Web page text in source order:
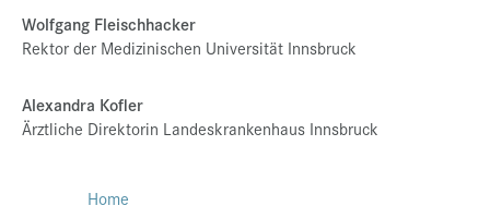
Wolfgang Fleischhacker
Rektor der Medizinischen Universität Innsbruck
Alexandra Kofler
Ärztliche Direktorin Landeskrankenhaus Innsbruck
Home